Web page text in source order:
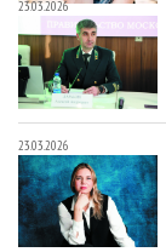
23.03.2026
23.03.2026